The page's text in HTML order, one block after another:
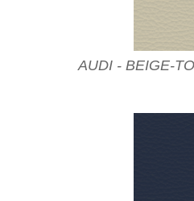
AUDI - BEIGE-